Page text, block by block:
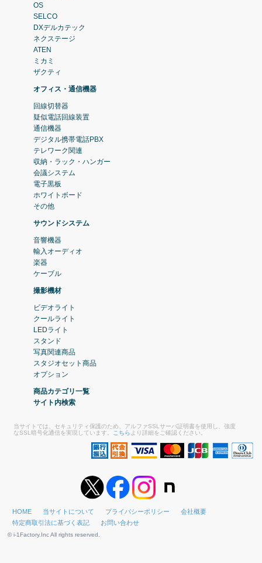
OS
SELCO
DXデルカテック
ネクステージ
ATEN
ミカミ
ザクティ
オフィス・通信機器
回線切替器
疑似電話回線装置
通信機器
デジタル携帯電話PBX
テレワーク関連
収納・ラック・ハンガー
会議システム
電子黒板
ホワイトボード
その他
サウンドシステム
音響機器
輸入オーディオ
楽器
ケーブル
撮影機材
ビデオライト
クールライト
LEDライト
スタンド
写真関連商品
スタジオセット商品
オプション
商品カテゴリ一覧
サイト内検索
当サイトでは、セキュリティ保護のため、アルファSSLサーバ証明書を使用し、強度
なSSL暗号化通信を実現しています。
こちら より詳細をご確認ください。
HOME 当サイトについて プライバシーポリシー
会社概要
特定商取引法に基づく表記
お問い合わせ
© i-1Factory.Inc All rights reserved.